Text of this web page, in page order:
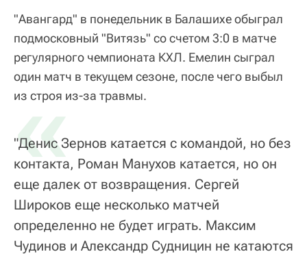
"Авангард" в понедельник в Балашихе обыграл
подмосковный "Витязь" со счетом 3:0 в матче
регулярного чемпионата КХЛ. Емелин сыграл
один матч в текущем сезоне, после чего выбыл
из строя из-за травмы.
«
"Денис Зернов катается с командой, но без
контакта, Роман Манухов катается, но он
еще далек от возвращения. Сергей
Широков еще несколько матчей
определенно не будет играть. Максим
Чудинов и Александр Судницин не катаются